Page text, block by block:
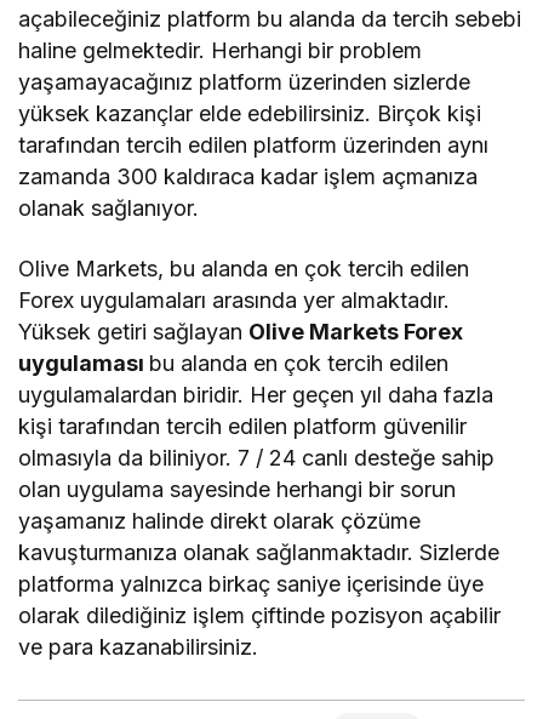
açabileceğiniz platform bu alanda da tercih sebebi
haline gelmektedir. Herhangi bir problem
yaşamayacağınız platform üzerinden sizlerde
yüksek kazançlar elde edebilirsiniz. Birçok kişi
tarafından tercih edilen platform üzerinden aynı
zamanda 300 kaldıraca kadar işlem açmanıza
olanak sağlanıyor.
Olive Markets, bu alanda en çok tercih edilen
Forex uygulamaları arasında yer almaktadır.
Yüksek getiri sağlayan Olive Markets Forex
uygulaması bu alanda en çok tercih edilen
uygulamalardan biridir. Her geçen yıl daha fazla
kişi tarafından tercih edilen platform güvenilir
olmasıyla da biliniyor. 7 / 24 canlı desteğe sahip
olan uygulama sayesinde herhangi bir sorun
yaşamanız halinde direkt olarak çözüme
kavuşturmanıza olanak sağlanmaktadır. Sizlerde
platforma yalnızca birkaç saniye içerisinde üye
olarak dilediğiniz işlem çiftinde pozisyon açabilir
ve para kazanabilirsiniz.